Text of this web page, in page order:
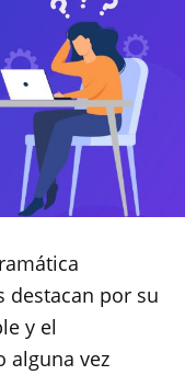
destacan por su
y el
alguna vez